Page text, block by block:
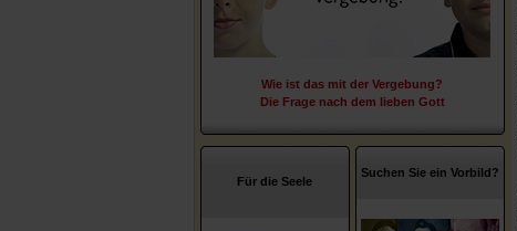
Wie ist das mit der Vergebung?
Die Frage nach dem lieben Gott
Für die Seele
Suchen Sie ein Vorbild?